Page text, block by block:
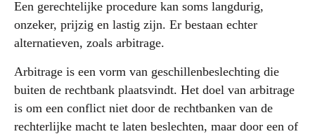
Een gerechtelijke procedure kan soms langdurig,
onzeker, prijzig en lastig zijn. Er bestaan echter
alternatieven, zoals arbitrage.
Arbitrage is een vorm van geschillenbeslechting die
buiten de rechtbank plaatsvindt. Het doel van arbitrage
is om een conflict niet door de rechtbanken van de
rechterlijke macht te laten beslechten, maar door een of